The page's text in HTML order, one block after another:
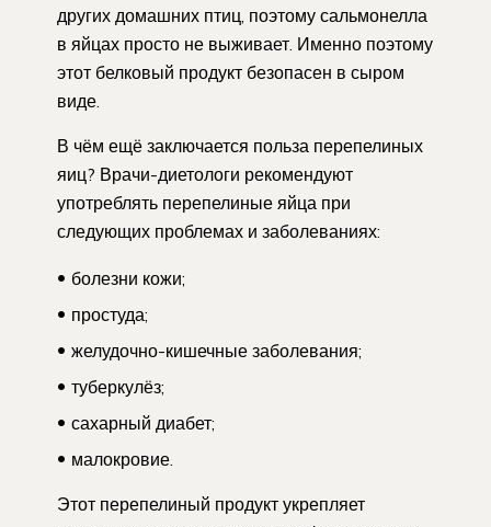
других домашних птиц, поэтому сальмонелла
в яйцах просто не выживает. Именно поэтому
этот белковый продукт безопасен в сыром
виде.
В чём ещё заключается польза перепелиных
яиц? Врачи-диетологи рекомендуют
употреблять перепелиные яйца при
следующих проблемах и заболеваниях:
болезни кожи;
простуда;
желудочно-кишечные заболевания;
туберкулёз;
сахарный диабет;
малокровие.
Этот перепелиный продукт укрепляет